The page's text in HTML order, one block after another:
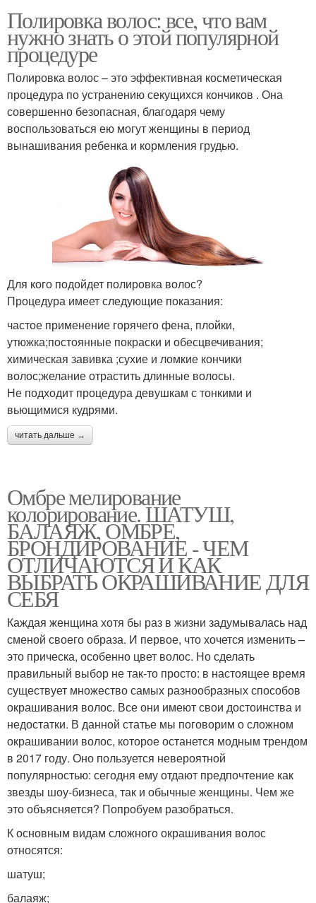
Полировка волос: все, что вам
нужно знать о этой популярной
процедуре
Полировка волос – это эффективная косметическая
процедура по устранению секущихся кончиков . Она
совершенно безопасная, благодаря чему
воспользоваться ею могут женщины в период
вынашивания ребенка и кормления грудью.
Для кого подойдет полировка волос?
Процедура имеет следующие показания:
частое применение горячего фена, плойки,
утюжка;постоянные покраски и обесцвечивания;
химическая завивка ;сухие и ломкие кончики
волос;желание отрастить длинные волосы.
Не подходит процедура девушкам с тонкими и
вьющимися кудрями.
читать дальше →
Омбре мелирование
колорирование. ШАТУШ,
БАЛАЯЖ, ОМБРЕ,
БРОНДИРОВАНИЕ - ЧЕМ
ОТЛИЧАЮТСЯ И КАК
ВЫБРАТЬ ОКРАШИВАНИЕ ДЛЯ
СЕБЯ
Каждая женщина хотя бы раз в жизни задумывалась над
сменой своего образа. И первое, что хочется изменить –
это прическа, особенно цвет волос. Но сделать
правильный выбор не так-то просто: в настоящее время
существует множество самых разнообразных способов
окрашивания волос. Все они имеют свои достоинства и
недостатки. В данной статье мы поговорим о сложном
окрашивании волос, которое останется модным трендом
в 2017 году. Оно пользуется невероятной
популярностью: сегодня ему отдают предпочтение как
звезды шоу-бизнеса, так и обычные женщины. Чем же
это объясняется? Попробуем разобраться.
К основным видам сложного окрашивания волос
относятся:
шатуш;
балаяж;